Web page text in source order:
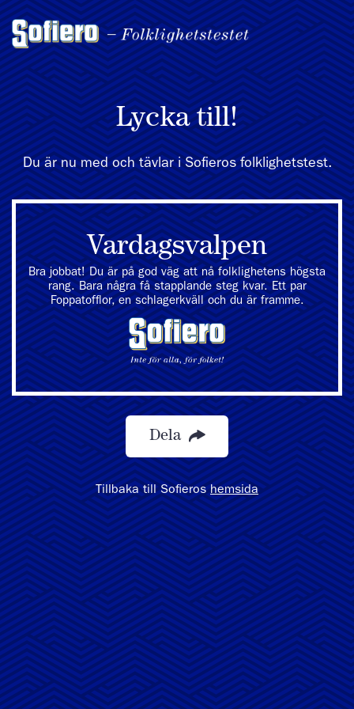
Lycka till!
Du är nu med och tävlar i Sofieros folklighetstest.
Vardagsvalpen
Bra jobbat! Du är på god väg att nå folklighetens högsta
rang. Bara några få stapplande steg kvar. Ett par
Foppatofflor, en schlagerkväll och du är framme.
Dela
Tillbaka till Sofieroshemsida